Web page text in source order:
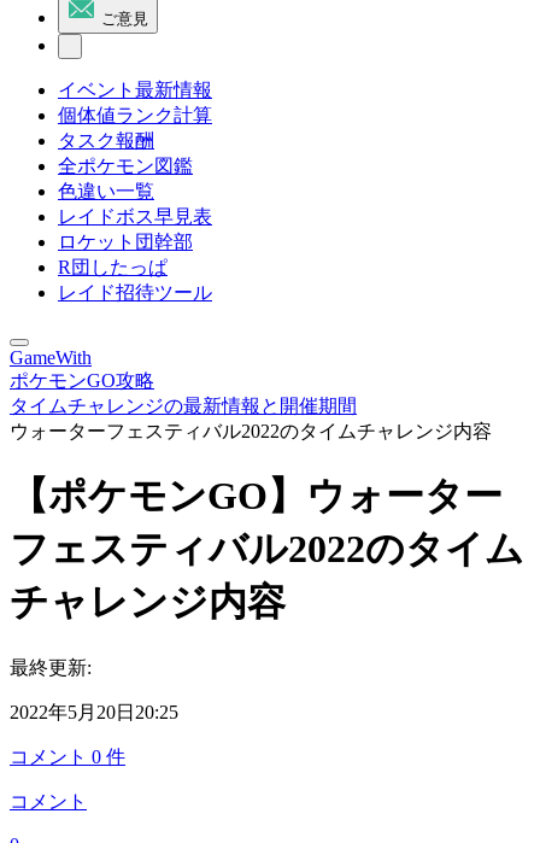
ご意見
イベント最新情報
個体値ランク計算
タスク報酬
全ポケモン図鑑
色違い一覧
レイドボス早見表
ロケット団幹部
R団したっぱ
レイド招待ツール
GameWith
ポケモンGO攻略
タイムチャレンジの最新情報と開催期間
ウォーターフェスティバル2022のタイムチャレンジ内容
【ポケモンGO】ウォーター
フェスティバル2022のタイム
チャレンジ内容
最終更新:
2022年5月20日20:25
コメント 0 件
コメント